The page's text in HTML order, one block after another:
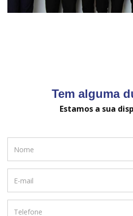
Tem alguma
Estamos a sua